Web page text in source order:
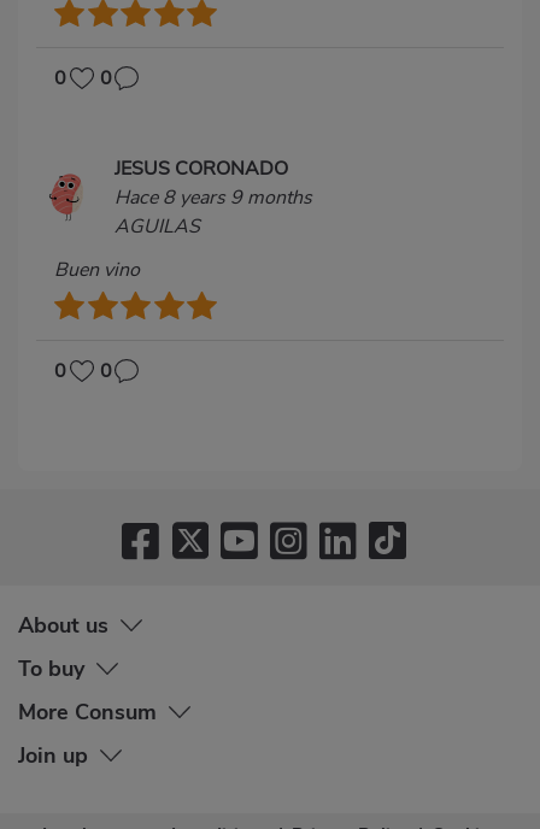
0 0
JESUS CORONADO
Hace 8 years 9 months
AGUILAS
Buen vino
0 0
About us
To buy
More Consum
Join up